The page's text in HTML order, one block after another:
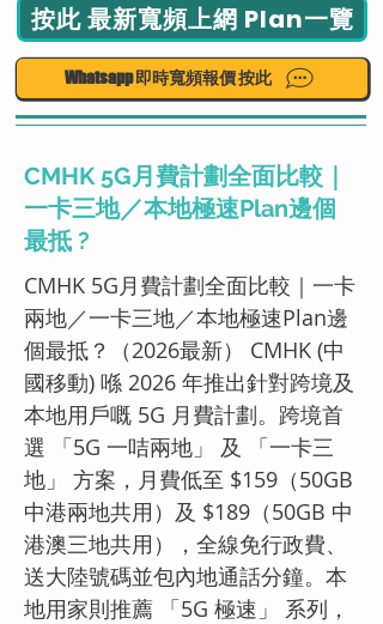
按此 最新寬頻上網 Plan一覽
Whatsapp 即時寬頻報價 按此
CMHK 5G月費計劃全面比較｜
一卡三地／本地極速Plan邊個
最抵 ?
CMHK 5G月費計劃全面比較｜一卡
兩地／一卡三地／本地極速Plan邊
個最抵？（2026最新） CMHK (中
國移動) 喺 2026 年推出針對跨境及
本地用戶嘅 5G 月費計劃。跨境首
選 「5G 一咭兩地」 及 「一卡三
地」 方案，月費低至 $159（50GB
中港兩地共用）及 $189（50GB 中
港澳三地共用），全線免行政費、
送大陸號碼並包內地通話分鐘。本
地用家則推薦 「5G 極速」 系列，